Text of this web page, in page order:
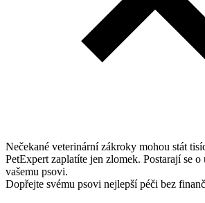
Nečekané veterinární zákroky mohou stát
PetExpert zaplatíte jen zlomek. Postarají se
vašemu psovi.
Dopřejte svému psovi nejlepší péči bez